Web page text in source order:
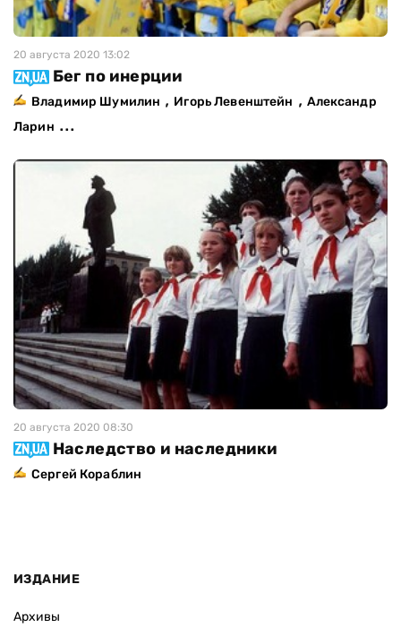
20 августа 2020 13:02
Бег по инерции
Владимир Шумилин , Игорь Левенштейн , Александр
Ларин ...
20 августа 2020 08:30
Наследство и наследники
Сергей Кораблин
ИЗДАНИЕ
Архивы